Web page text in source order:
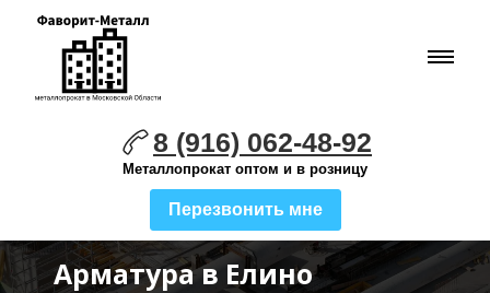
8 (916) 062-48-92
Металлопрокат оптом и в розницу
Перезвонить мне
Арматура в Елино